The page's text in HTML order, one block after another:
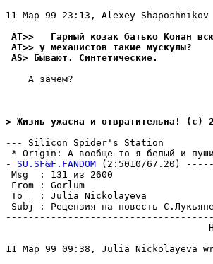
11 Мар 99 23:13, Alexey
AT>>   Гарный козак батько Конан
AT>> у механистов такие мускулы?
AS> Бывают. Синтетические.
    А зачем?
> Жизнь ужасна и отвратительна! (c)
--- Silicon Spider's Station
* Origin: А вообще-то я белый и
- SU.SF&F.FANDOM (2:5010/67.20)
Msg  :
From : Gorlum
To   : Julia Nickolayeva
Subj : Рецензия на повесть
11 Мар 99 09:38, Julia Nickolayeva